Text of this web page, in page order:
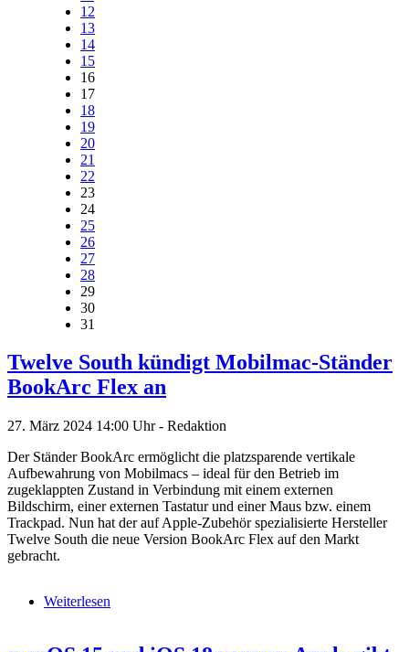
12
13
14
15
16
17
18
19
20
21
22
23
24
25
26
27
28
29
30
31
Twelve South kündigt Mobilmac-Ständer
BookArc Flex an
27. März 2024 14:00 Uhr - Redaktion
Der Ständer BookArc ermöglicht die platzsparende vertikale
Aufbewahrung von Mobilmacs – ideal für den Betrieb im
zugeklappten Zustand in Verbindung mit einem externen
Bildschirm, einer externen Tastatur und einer Maus bzw. einem
Trackpad. Nun hat der auf Apple-Zubehör spezialisierte Hersteller
Twelve South die neue Version BookArc Flex auf den Markt
gebracht.
Weiterlesen